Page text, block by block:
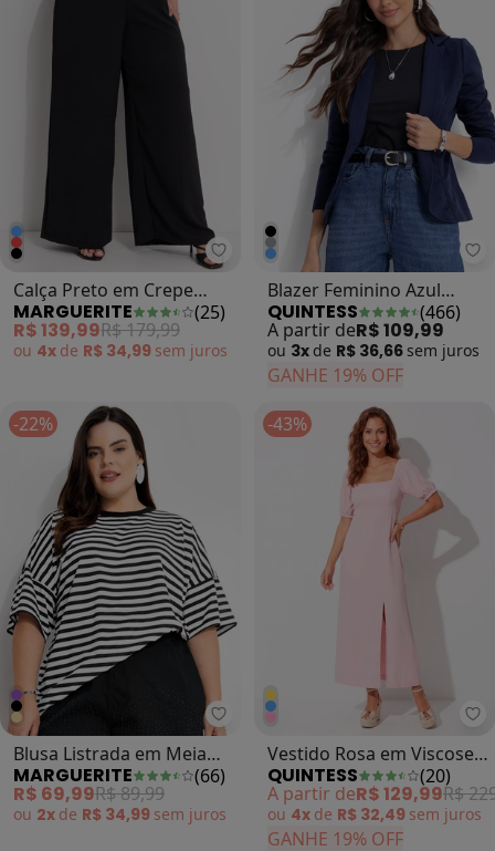
Marguerite - Calça Preto em
Calça Preto em Crepe
Plano
MARGUERITE (25)
R$ 139,99R$ 179,99
ou 4x de R$ 34,99 sem juros
Blazer Feminino Azul
Marinho em Moletinho
com Botão Único
QUINTESS (466)
A partir deR$ 109,99
ou 3x de R$ 36,66 sem juros
GANHE 19% OFF
-22%
Marguerite - Blusa Listrada em
Blusa Listrada em Meia
Malha Listrada
MARGUERITE (66)
R$ 69,99R$ 89,99
ou 2x de R$ 34,99 sem juros
-43%
Vestido Rosa em Viscose
Plana Sarjada
QUINTESS (20)
A partir deR$ 129,99R$
ou 4x de R$ 32,49 sem juros
GANHE 19% OFF